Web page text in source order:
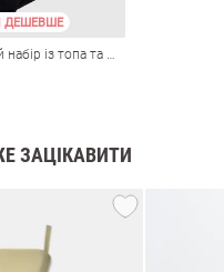
ДЕШЕВШЕ
Чорний базовий набір із топа та коротких шортів
ЗАЦІКАВИТИ